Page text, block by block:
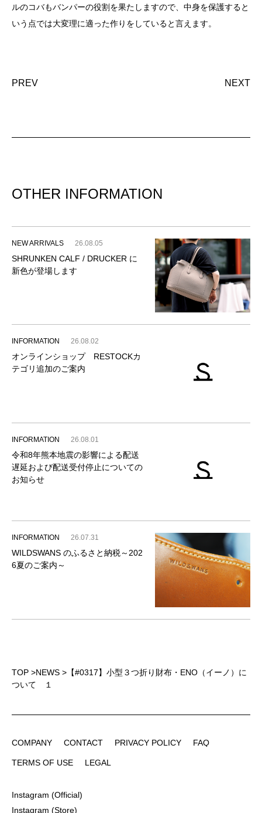
ルのコバもバンパーの役割を果たしますので、中身を保護すると
いう点では大変理に適った作りをしていると言えます。
PREV NEXT
OTHER INFORMATION
NEW ARRIVALS 26.08.05
SHRUNKEN CALF / DRUCKER に
新色が登場します
INFORMATION 26.08.02
オンラインショップ RESTOCKカ
テゴリ追加のご案内
INFORMATION 26.08.01
令和8年熊本地震の影響による配送
遅延および配送受付停止についての
お知らせ
INFORMATION 26.07.31
WILDSWANS のふるさと納税～202
6夏のご案内～
TOP >NEWS > 【#0317】小型３つ折り財布・ENO（イーノ）に
ついて １
COMPANY
CONTACT
PRIVACY POLICY
FAQ
TERMS OF USE
LEGAL
Instagram (Official)
Instagram (Store)